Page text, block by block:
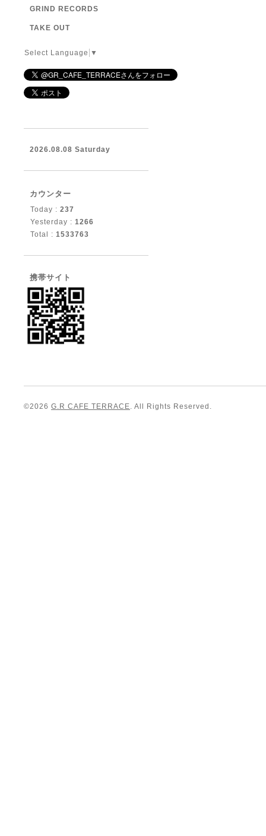
GRIND RECORDS
TAKE OUT
Select Language ▼
2026.08.08 Saturday
カウンター
Today : 237
Yesterday : 1266
Total : 1533763
携帯サイト
©2026 G.R CAFE TERRACE. All Rights Reserved.